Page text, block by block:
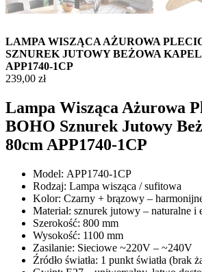
LAMPA WISZĄCA AŻUROWA
SZNUREK JUTOWY BEŻOWA
APP1740-1CP
239,00 zł
Lampa Wisząca Ażurowa
BOHO Sznurek Jutowy
80cm APP1740-1CP
Model: APP1740-1CP
Rodzaj: Lampa wisząca / sufitowa
Kolor: Czarny + brązowy –
Materiał: sznurek jutowy – naturalne i
Szerokość: 800 mm
Wysokość: 1100 mm
Zasilanie: Sieciowe ~220V – ~240V
Źródło światła: 1 punkt światła (brak